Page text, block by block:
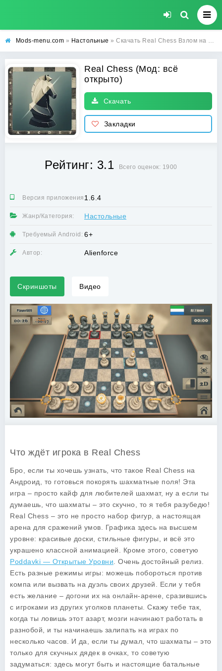
Mods-menu.com » Настольные » Скачать Real Chess Взлом на всё открыто на Андроид бесплатно
Real Chess (Мод: всё
открыто)
Скачать
Закладки
Рейтинг: 3.1 Всего оценок: 1900
Версия приложения:1.6.4
Жанр/Категория: Настольные
Требуемый Android: 6+
Автор: Alienforce
Скриншоты Видео
Что ждёт игрока в Real Chess
Бро, если ты хочешь узнать, что такое Real Chess на
Андроид, то готовься покорять шахматные поля! Эта
игра – просто кайф для любителей шахмат, ну а если ты
думаешь, что шахматы – это скучно, то я тебя разубедю!
Real Chess – это не просто набор фигур, а настоящая
арена для сражений умов. Графика здесь на высшем
уровне: красивые доски, стильные фигуры, и всё это
украшено классной анимацией. Кроме этого, советую
Poddavki — Открытые Уровни . Очень достойный релиз.
Есть разные режимы игры: можешь побороться против
компа или вызвать на дуэль своих друзей. Если у тебя
есть желание – догони их на онлайн-арене, сразившись
с игроками из других уголков планеты. Скажу тебе так,
когда ты ловишь этот азарт, мозги начинают работать в
разнобой, и ты начинаешь залипать на играх по
несколько часов. И да, если ты думал, что шахматы – это
только для скучных дядек в очках, то советую
задуматься: здесь могут быть и настоящие батальные